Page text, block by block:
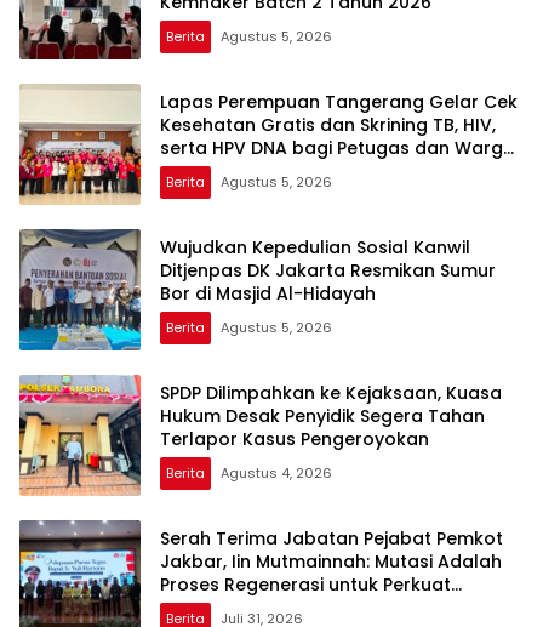
Berita Agustus 5, 2026
Lapas Perempuan Tangerang Gelar Cek
Kesehatan Gratis dan Skrining TB, HIV,
serta HPV DNA bagi Petugas dan Warga
Binaan
Berita Agustus 5, 2026
Wujudkan Kepedulian Sosial Kanwil
Ditjenpas DK Jakarta Resmikan Sumur
Bor di Masjid Al-Hidayah
Berita Agustus 5, 2026
SPDP Dilimpahkan ke Kejaksaan, Kuasa
Hukum Desak Penyidik Segera Tahan
Terlapor Kasus Pengeroyokan
Berita Agustus 4, 2026
Serah Terima Jabatan Pejabat Pemkot
Jakbar, Iin Mutmainnah: Mutasi Adalah
Proses Regenerasi untuk Perkuat
Pelayanan Publik
Berita Juli 31, 2026